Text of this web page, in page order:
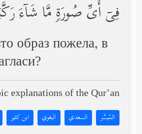
فِیۤ أَیِّ صُورَةࣲ مَّا شَاۤءَ
образ пожела, в
explanations of the Qur’an:
المُيسَّر السعدي البغوي ابن كثير